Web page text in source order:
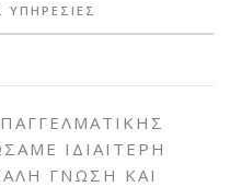
ΥΠΗΡΕΣΙΕΣ
ΙΔΙΑΙΤΕΡΗ
ΓΝΩΣΗ ΚΑΙ